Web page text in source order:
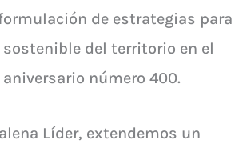
de estrategias para
del territorio en el
número 400.
Líder, extendemos un